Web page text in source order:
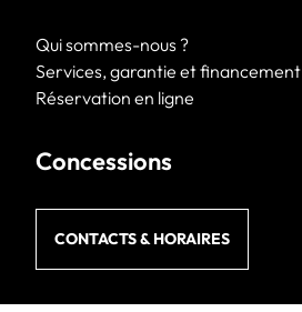
Qui sommes-nous ?
Services, garantie et financement
Réservation en ligne
Concessions
CONTACTS & HORAIRES